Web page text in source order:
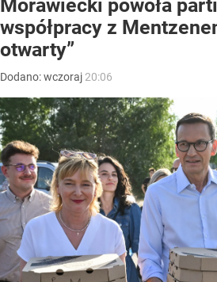
Morawiecki powoła
współpracy z
otwarty”
Dodano:wczoraj 20:06